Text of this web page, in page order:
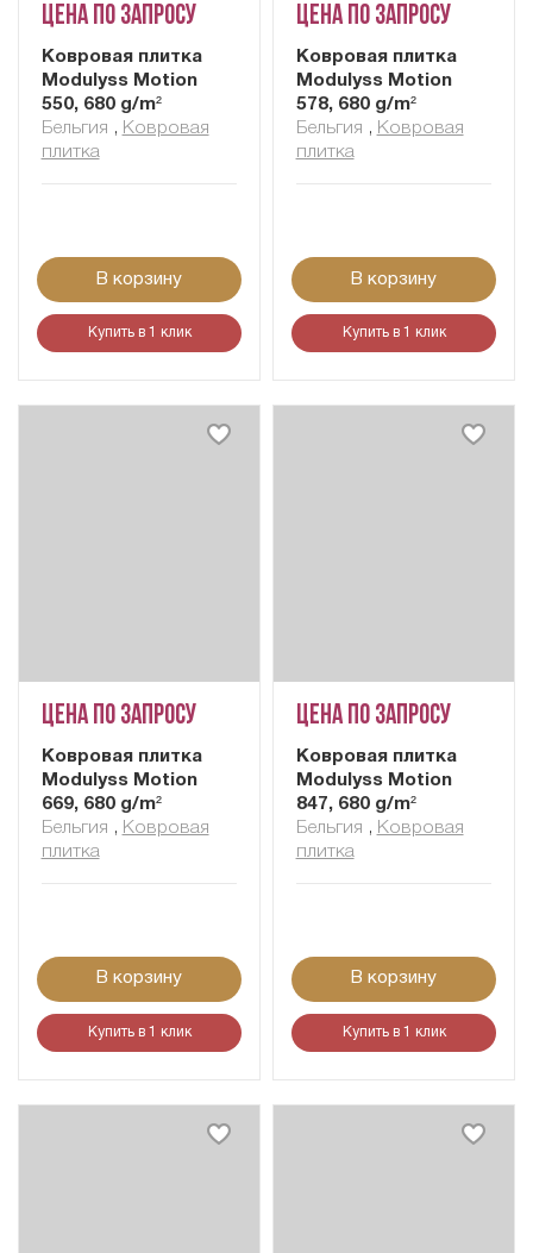
Цена по запросу
Ковровая плитка
Modulyss Motion
550, 680 g/m²
Бельгия , Ковровая
плитка
В корзину
Купить в 1 клик
Цена по запросу
Ковровая плитка
Modulyss Motion
578, 680 g/m²
Бельгия , Ковровая
плитка
В корзину
Купить в 1 клик
Цена по запросу
Ковровая плитка
Modulyss Motion
669, 680 g/m²
Бельгия , Ковровая
плитка
В корзину
Купить в 1 клик
Цена по запросу
Ковровая плитка
Modulyss Motion
847, 680 g/m²
Бельгия , Ковровая
плитка
В корзину
Купить в 1 клик